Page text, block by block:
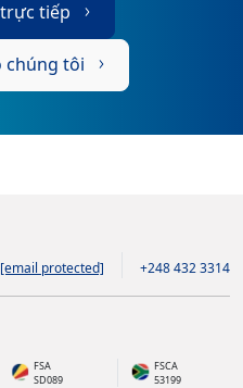
tiếp
chúng tôi
[email protected] +248 432 3314
FSA
SD089
FSCA
53199